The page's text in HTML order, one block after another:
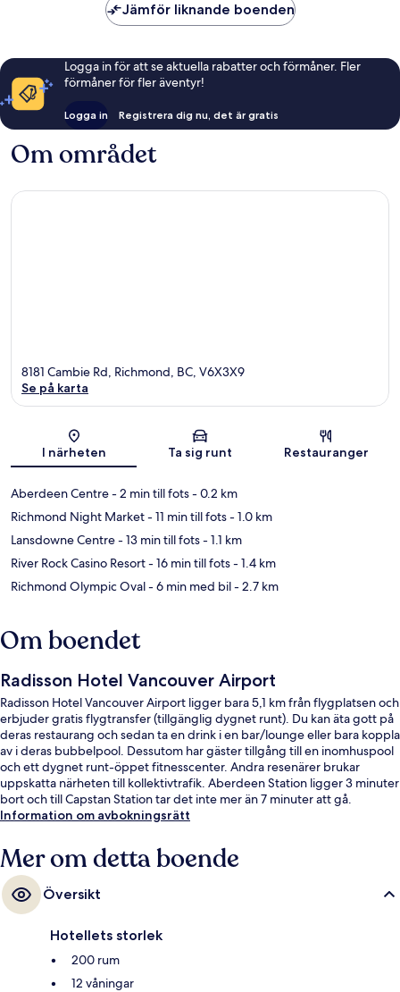
Jämför liknande boenden
Logga in för att se aktuella rabatter och förmåner. Fler
förmåner för fler äventyr!
Logga in Registrera dig nu, det är gratis
Om området
Karta
8181 Cambie Rd, Richmond, BC, V6X3X9
Se på karta
I närheten Ta sig runt Restauranger
Aberdeen Centre- 2 min till fots- 0.2 km
Richmond Night Market- 11 min till fots- 1.0 km
Lansdowne Centre- 13 min till fots- 1.1 km
River Rock Casino Resort- 16 min till fots- 1.4 km
Richmond Olympic Oval- 6 min med bil- 2.7 km
Om boendet
Radisson Hotel Vancouver Airport
Radisson Hotel Vancouver Airport ligger bara 5,1 km från flygplatsen och
erbjuder gratis flygtransfer (tillgänglig dygnet runt). Du kan äta gott på
deras restaurang och sedan ta en drink i en bar/lounge eller bara koppla
av i deras bubbelpool. Dessutom har gäster tillgång till en inomhuspool
och ett dygnet runt-öppet fitnesscenter. Andra resenärer brukar
uppskatta närheten till kollektivtrafik. Aberdeen Station ligger 3 minuter
bort och till Capstan Station tar det inte mer än 7 minuter att gå.
Information om avbokningsrätt
Mer om detta boende
Översikt
Hotellets storlek
200 rum
12 våningar